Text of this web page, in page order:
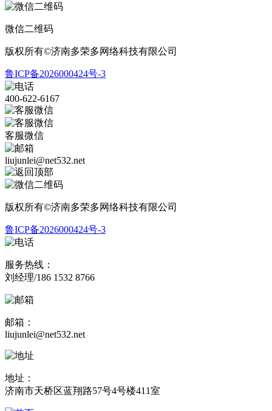
微信二维码
版权所有©济南多荣多网络科技有限公司
鲁ICP备2026000424号-3
400-622-6167
客服微信
liujunlei@net532.net
版权所有©济南多荣多网络科技有限公司
鲁ICP备2026000424号-3
服务热线：
刘经理/186 1532 8766
邮箱：
liujunlei@net532.net
地址：
济南市天桥区蓝翔路57号4号楼411室